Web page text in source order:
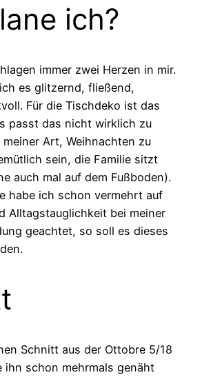
ich?
immer zwei Herzen in mir.
es glitzernd, fließend,
Für die Tischdeko ist das
passt das nicht wirklich zu
meiner Art, Weihnachten zu
sein, die Familie sitzt
auch mal auf dem Fußboden).
habe ich schon vermehrt auf
Alltagstauglichkeit bei meiner
geachtet, so soll es dieses
Schnitt aus der Ottobre 5/18
ihn schon mehrmals genäht